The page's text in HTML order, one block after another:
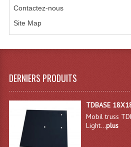
Micro Sans Fil HF
Micros De
Microphones De
Contactez-nous
Site Map
DERNIERS PRODUITS
TDBASE
Mobil truss
Light...plus